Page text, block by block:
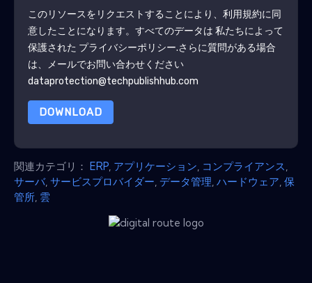
このリソースをリクエストすることにより、利用規約に同
意したことになります。すべてのデータは 私たちによって
保護された プライバシーポリシー.さらに質問がある場合
は、メールでお問い合わせください
dataprotection@techpublishhub.com
DOWNLOAD
関連カテゴリ： ERP アプリケーション コンプライアンス
サーバ, サービスプロバイダー データ管理 ハードウェア 保
管所 雲